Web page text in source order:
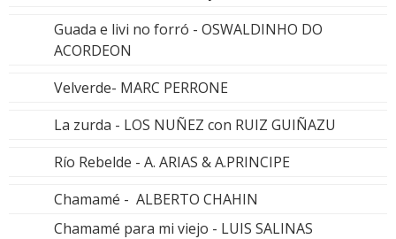
Guada e livi no forró - OSWALDINHO DO
ACORDEON
Velverde- MARC PERRONE
La zurda - LOS NUÑEZ con RUIZ GUIÑAZU
Río Rebelde - A. ARIAS & A.PRINCIPE
Chamamé - ALBERTO CHAHIN
Chamamé para mi viejo - LUIS SALINAS